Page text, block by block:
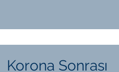
Korona Sonrası